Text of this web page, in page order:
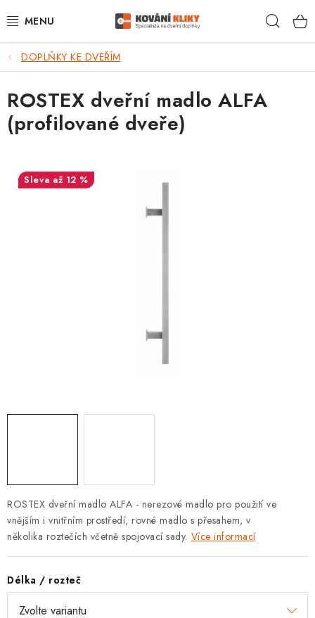
na
VÝPRODEJ - TOP AKCE
BLOG
UŽITEČNÉ RADY
VRÁCENÍ ZBOŽÍ
CYLINDRICKÉ VLOŽKY
VISACÍ ZÁMKY
ZÁMKY, PETLICE A ZÁVORY
SPECIÁLNÍ KOVÁNÍ
DOPLŇKY KE DVEŘÍM
ROSTEX dveřní madlo ALFA - nerezové madlo pro použití ve
vnějším i vnitřním prostředí, rovné madlo s přesahem, v
několika roztečích včetně spojovací sady. Více informací
Délka / rozteč
ROSTEX dveřní madlo ALFA
(profilované dveře)
až 12 %